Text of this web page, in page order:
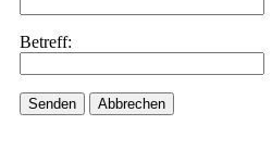
Betreff:
Senden Abbrechen